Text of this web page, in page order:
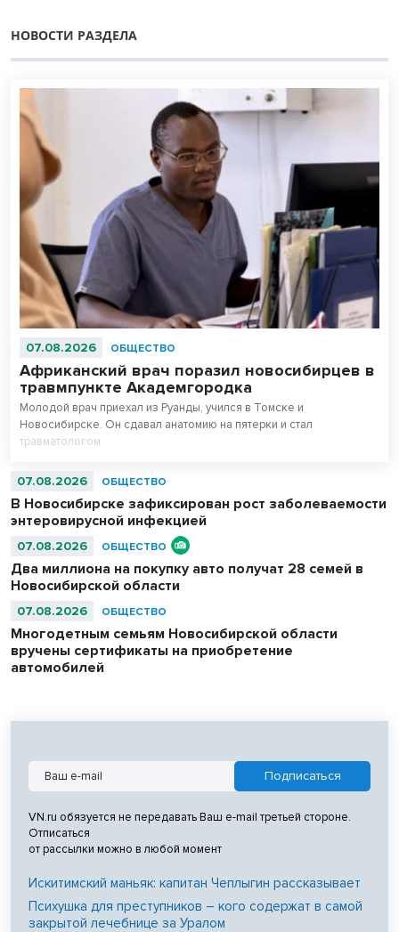
НОВОСТИ РАЗДЕЛА
07.08.2026 ОБЩЕСТВО
Африканский врач поразил новосибирцев в
травмпункте Академгородка
Молодой врач приехал из Руанды, учился в Томске и
Новосибирске. Он сдавал анатомию на пятерки и стал
травматологом.
07.08.2026 ОБЩЕСТВО
В Новосибирске зафиксирован рост заболеваемости
энтеровирусной инфекцией
07.08.2026 ОБЩЕСТВО
Два миллиона на покупку авто получат 28 семей в
Новосибирской области
07.08.2026 ОБЩЕСТВО
Многодетным семьям Новосибирской области
вручены сертификаты на приобретение
автомобилей
VN.ru обязуется не передавать Ваш e-mail третьей стороне.
Отписаться
от рассылки можно в любой момент
Искитимский маньяк: капитан Чеплыгин рассказывает
Психушка для преступников – кого содержат в самой
закрытой лечебнице за Уралом